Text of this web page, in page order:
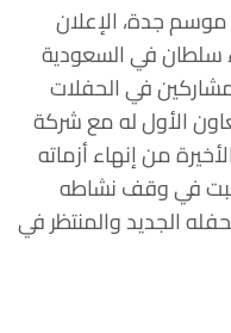
جدة، الإعلان
سلطان في السعودية
في الحفلات
الأول له مع شركة
من إنهاء أزماته
في وقف نشاطه
الجديد والمنتظر في